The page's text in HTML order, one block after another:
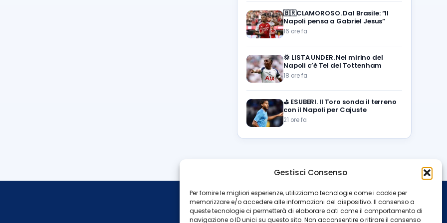
Gestisci Consenso
Per fornire le migliori esperienze, utilizziamo tecnologie come i cookie per
memorizzare e/o accedere alle informazioni del dispositivo. Il consenso a
queste tecnologie ci permetterà di elaborare dati come il comportamento di
navigazione o ID unici su questo sito. Non acconsentire o ritirare il consenso
🇧🇷CLAMOROSO. Dal Brasile: “Il
Napoli pensa a Gabriel Jesus”
16 ore fa
💢 LISTA UNDER. Nel mirino del
Napoli c’è Tel del Tottenham
18 ore fa
⛳ ESUBERI. Il Toro sonda il terreno
con il Napoli per Cajuste
21 ore fa
INFO
Redazione